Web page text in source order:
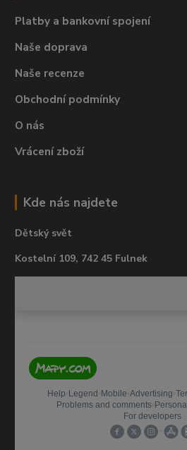
Platby a bankovní spojení
Naše doprava
Naše recenze
Obchodní podmínky
O nás
Vrácení zboží
Kde nás najdete
Dětský svět
Kostelní 109, 742 45 Fulnek